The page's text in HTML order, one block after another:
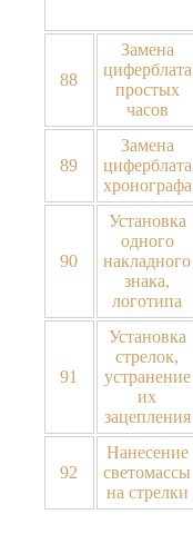
88
Замена
циферблата
простых
часов
89
Замена
циферблата
хронографа
90
Установка
одного
накладного
знака,
логотипа
91
Установка
стрелок,
устранение
их
зацепления
92
Нанесение
светомассы
на стрелки